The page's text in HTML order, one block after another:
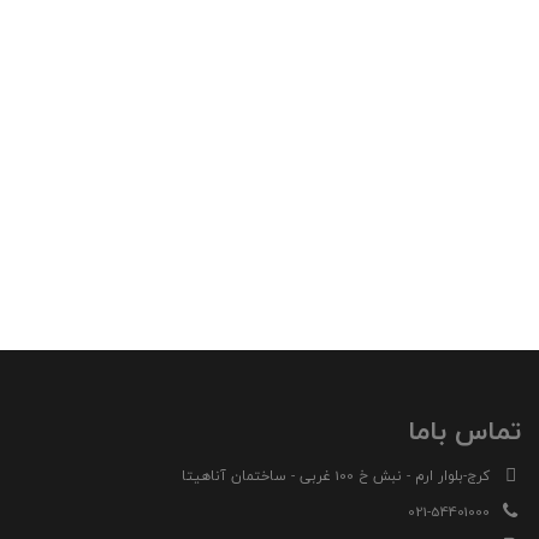
تماس باما
کرج-بلوار ارم - نبش خ 100 غربی - ساختمان آناهیتا
021-54401000